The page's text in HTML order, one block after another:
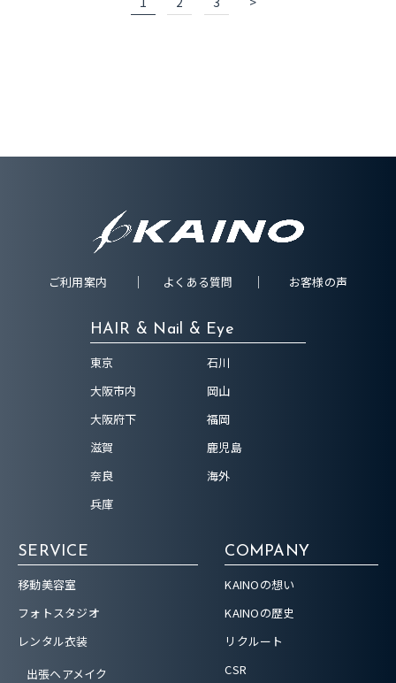
ご利用案内 よくある質問 お客様の声
HAIR & Nail & Eye
東京
大阪市内
大阪府下
滋賀
奈良
兵庫
石川
岡山
福岡
鹿児島
海外
SERVICE
移動美容室
フォトスタジオ
レンタル衣装
出張ヘアメイク
COMPANY
KAINOの想い
KAINOの歴史
リクルート
CSR